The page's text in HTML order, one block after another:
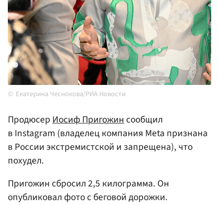
Екатерина Чеснокова/РИА Новости
ПродюсерИосиф Пригожинсообщил
в Instagram (владелец компания Meta признана
в России экстремистской и запрещена), что
похудел.
Пригожин сбросил 2,5 килограмма. Он
опубликовал фото с беговой дорожки.